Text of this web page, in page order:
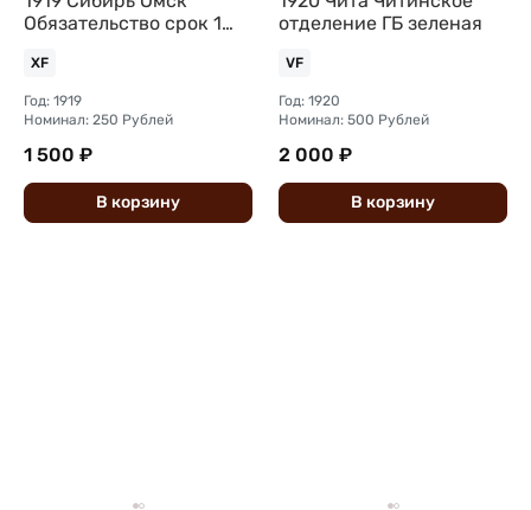
Обязательство срок 1
Государственнаго
XF
Год: 1919
Номинал: 250 Рублей
1 500 ₽
В корзину
отделение ГБ зеленая
VF
Год: 1920
Номинал: 500 Рублей
2 000 ₽
В корзину